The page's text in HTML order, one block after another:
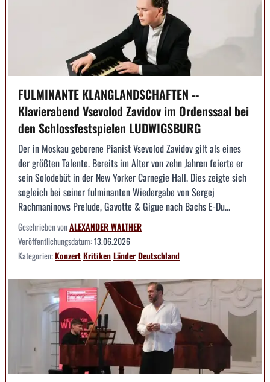
FULMINANTE KLANGLANDSCHAFTEN --
Klavierabend Vsevolod Zavidov im Ordenssaal bei
den Schlossfestspielen LUDWIGSBURG
Der in Moskau geborene Pianist Vsevolod Zavidov gilt als eines
der größten Talente. Bereits im Alter von zehn Jahren feierte er
sein Solodebüt in der New Yorker Carnegie Hall. Dies zeigte sich
sogleich bei seiner fulminanten Wiedergabe von Sergej
Rachmaninows Prelude, Gavotte & Gigue nach Bachs E-Du...
Geschrieben vonALEXANDER WALTHER
Veröffentlichungsdatum:13.06.2026
Kategorien:KonzertKritikenLänderDeutschland